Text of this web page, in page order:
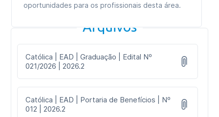
oportunidades para os profissionais desta área.
Arquivos
Católica | EAD | Graduação | Edital Nº
021/2026 | 2026.2
Católica | EAD | Portaria de Benefícios | Nº
012 | 2026.2